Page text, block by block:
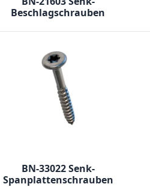
Beschlagschrauben
BN-33022 Senk-
Spanplattenschrauben